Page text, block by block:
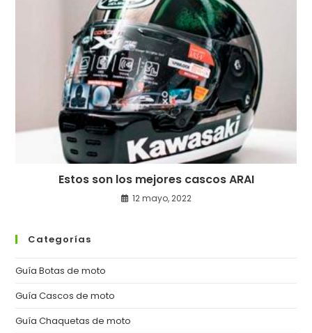
Estos son los mejores cascos ARAI
12 mayo, 2022
Categorías
Guía Botas de moto
Guía Cascos de moto
Guía Chaquetas de moto